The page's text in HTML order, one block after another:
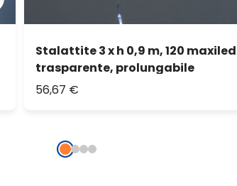
Stalattite 3 x h 0,9 m, 120
trasparente, prolungabile
56,67 €